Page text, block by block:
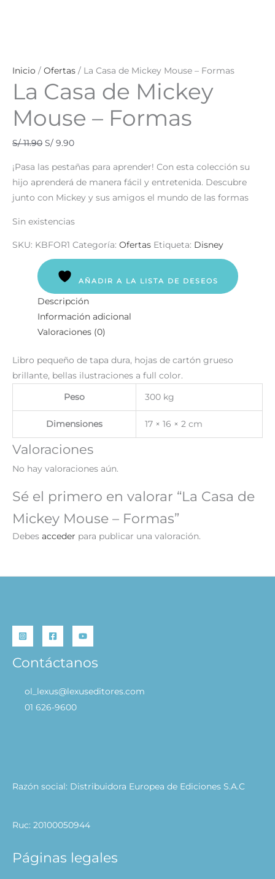
Inicio / Ofertas / La Casa de Mickey Mouse – Formas
La Casa de Mickey
Mouse – Formas
S/11.90 S/ 9.90
¡Pasa las pestañas para aprender! Con esta colección su
hijo aprenderá de manera fácil y entretenida. Descubre
junto con Mickey y sus amigos el mundo de las formas
Sin existencias
SKU: KBFOR1 Categoría: Ofertas Etiqueta: Disney
AÑADIR A LA LISTA DE DESEOS
Descripción
Información adicional
Valoraciones (0)
Libro pequeño de tapa dura, hojas de cartón grueso
brillante, bellas ilustraciones a full color.
Peso 300 kg
Dimensiones 17 × 16 × 2 cm
Valoraciones
No hay valoraciones aún.
Sé el primero en valorar “La Casa de
Mickey Mouse – Formas”
Debes acceder para publicar una valoración.
Contáctanos
ol_lexus@lexuseditores.com
01 626-9600
Razón social: Distribuidora Europea de Ediciones S.A.C
Ruc: 20100050944
Páginas legales